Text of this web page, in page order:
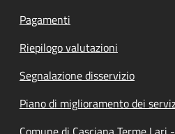
Pagamenti
Riepilogo valutazioni
Segnalazione disservizio
Piano di miglioramento dei